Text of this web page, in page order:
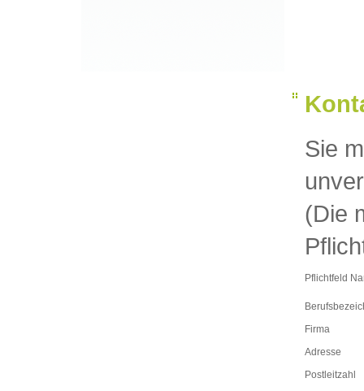
Sie
(Die
Pflichtfeld
Firma
Adresse
Postleitzahl